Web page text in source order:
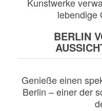
Kunstwerke
lebendige
BERLIN
Genieße einen
Berlin – einer der